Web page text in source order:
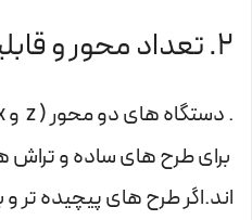
2. تعداد محور و قابلیت حرکت:
. دستگاه های دو محور ( z و x )
برای طرح های ساده و تراش
اند.اگر طرح های پیچیده تر